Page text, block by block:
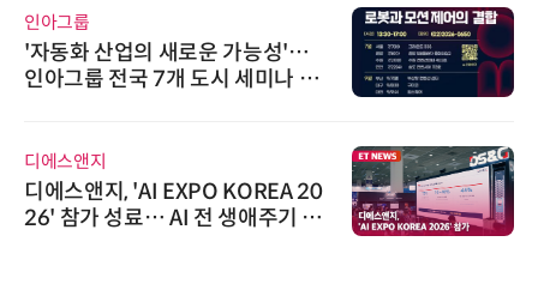
인아그룹
'자동화 산업의 새로운 가능성'…
인아그룹 전국 7개 도시 세미나 페
디에스앤지
디에스앤지, 'AI EXPO KOREA 20
26' 참가 성료… AI 전 생애주기 아